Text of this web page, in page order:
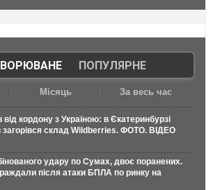
| ПОПУЛЯРНЕ
Місяць За весь час
від кордону з Україною: в Єкатеринбурзі
загорівся склад Wildberries. ФОТО. ВІДЕО
удару по Сумах, двоє поранених.
після атаки БПЛА по ринку на